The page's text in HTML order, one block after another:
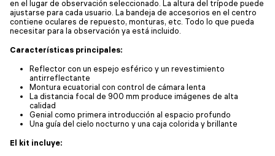
en el lugar de observación seleccionado. La altura del trípode puede
ajustarse para cada usuario. La bandeja de accesorios en el centro
contiene oculares de repuesto, monturas, etc. Todo lo que pueda
necesitar para la observación ya está incluido.
Características principales:
Reflector con un espejo esférico y un revestimiento
antirreflectante
Montura ecuatorial con control de cámara lenta
La distancia focal de 900 mm produce imágenes de alta
calidad
Genial como primera introducción al espacio profundo
Una guía del cielo nocturno y una caja colorida y brillante
El kit incluye: